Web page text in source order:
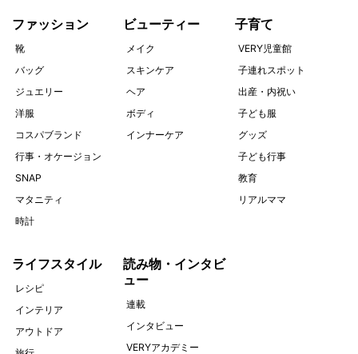
ファッション
靴
バッグ
ジュエリー
洋服
コスパブランド
行事・オケージョン
SNAP
マタニティ
時計
ビューティー
メイク
スキンケア
ヘア
ボディ
インナーケア
子育て
VERY児童館
子連れスポット
出産・内祝い
子ども服
グッズ
子ども行事
教育
リアルママ
ライフスタイル
レシピ
インテリア
アウトドア
読み物・インタビ
ュー
連載
インタビュー
VERYアカデミー